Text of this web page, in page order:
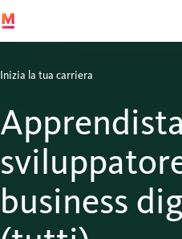
Inizia la tua carriera
business